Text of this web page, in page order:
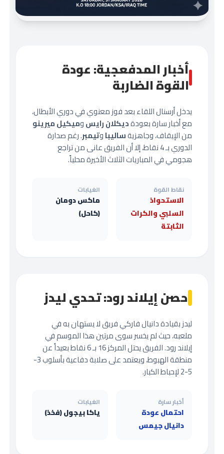
أخبار المدفعجية: عودة
القوة الضاربة
يدخل أرسنال اللقاء بعد فوز معنوي في دوري الأبطال،
مع أخبار سارة بعودةديكلان رايسوميكيل ميرينو
من الإيقاف، وجاهزيةساليباوتيمبر. رغم صدارة
الدوري بـ 4 نقاط، إلا أن الفريق عانى من تراجع
هجومي في المباريات الثلاث الأخيرة محلياً.
نقاط القوة
الاستحواذ
السلبي والكرات
الثابتة
الغيابات
ماكس دومان
(كاحل)
حصن إيلاند رود: تحدي ليدز
ليدز بقيادة دانيال فاركي فريق لا يستهان به في
ملعبه، حيث لم يخسر سوى مرتين هذا الموسم في
إيلاند رود. الفريق يحتل المركز 16 بـ 6 نقاط بعيداً عن
منطقة الهبوط، ويعتمد على صلابة دفاعية بأسلوب 3-
5-2 لإحباط الكبار.
أخبار سارة
احتمال عودة
دانيال جيمس
الغيابات
ياكا بيجول (فخذ)